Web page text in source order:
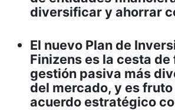
diversificar y ahorrar
El nuevo Plan de
Finizens es la cesta de
gestión pasiva más
del mercado, y es fruto
acuerdo estratégico